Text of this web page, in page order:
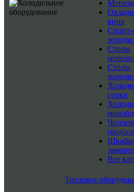
вина
Сплит-
Столы
Столы
горки
Шкафы
Все
Тепловое